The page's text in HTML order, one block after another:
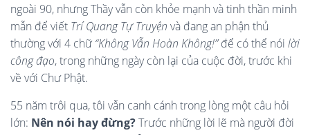
ngoài 90, nhưng Thầy vẫn còn khỏe mạnh và tinh thần minh
mẫn để viết Trí Quang Tự Truyện và đang an phận thủ
thường với 4 chữ“Không Vẫn Hoàn Không!”để có thể nói lời
công đạo, trong những ngày còn lại của cuộc đời, trước khi
về với Chư Phật.
55 năm trôi qua, tôi vẫn canh cánh trong lòng một câu hỏi
lớn: Nên nói hay đừng?Trước những lời lẽ mà người đời